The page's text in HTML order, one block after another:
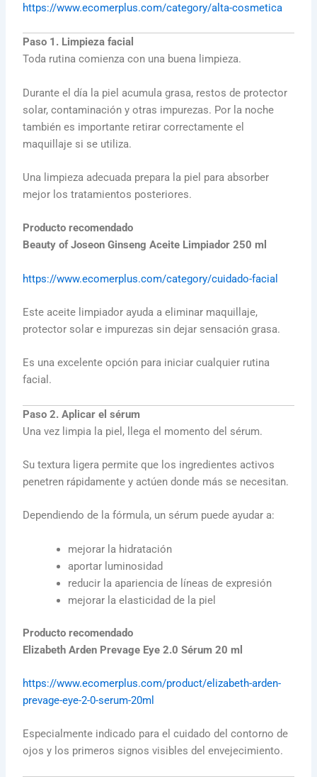
https://www.ecomerplus.com/category/alta-cosmetica
Paso 1. Limpieza facial
Toda rutina comienza con una buena limpieza.
Durante el día la piel acumula grasa, restos de protector
solar, contaminación y otras impurezas. Por la noche
también es importante retirar correctamente el
maquillaje si se utiliza.
Una limpieza adecuada prepara la piel para absorber
mejor los tratamientos posteriores.
Producto recomendado
Beauty of Joseon Ginseng Aceite Limpiador 250 ml
https://www.ecomerplus.com/category/cuidado-facial
Este aceite limpiador ayuda a eliminar maquillaje,
protector solar e impurezas sin dejar sensación grasa.
Es una excelente opción para iniciar cualquier rutina
facial.
Paso 2. Aplicar el sérum
Una vez limpia la piel, llega el momento del sérum.
Su textura ligera permite que los ingredientes activos
penetren rápidamente y actúen donde más se necesitan.
Dependiendo de la fórmula, un sérum puede ayudar a:
mejorar la hidratación
aportar luminosidad
reducir la apariencia de líneas de expresión
mejorar la elasticidad de la piel
Producto recomendado
Elizabeth Arden Prevage Eye 2.0 Sérum 20 ml
https://www.ecomerplus.com/product/elizabeth-arden-
prevage-eye-2-0-serum-20ml
Especialmente indicado para el cuidado del contorno de
ojos y los primeros signos visibles del envejecimiento.